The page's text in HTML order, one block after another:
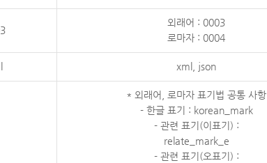
외래어 : 0003
로마자 : 0004
xml, json
* 외래어, 로마자 표기법 공통 사항
- 한글 표기 : korean_mark
- 관련 표기(이표기) :
relate_mark_e
- 관련 표기(오표기) :